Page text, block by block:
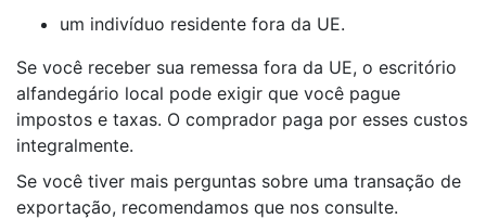
um indivíduo residente fora da UE.
Se você receber sua remessa fora da UE, o escritório
alfandegário local pode exigir que você pague
impostos e taxas. O comprador paga por esses custos
integralmente.
Se você tiver mais perguntas sobre uma transação de
exportação, recomendamos que nos consulte.